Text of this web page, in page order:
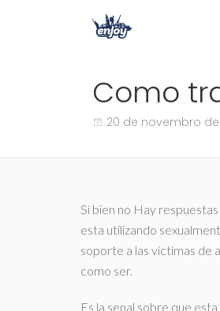
Como
20 de novembro de
Si bien no Hay
esta utilizando
soporte a las victimas de
como ser.
Es la senal sobre que